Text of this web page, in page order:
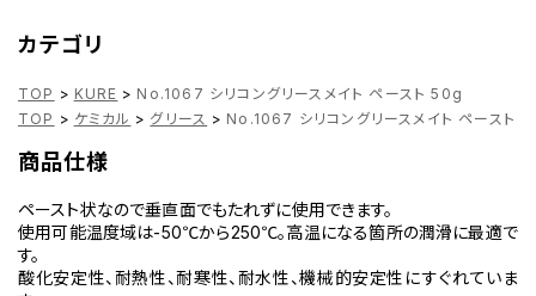
カテゴリ
TOP > KURE > No.1067 シリコングリースメイト ペースト 50g
TOP > ケミカル > グリース > No.1067 シリコングリースメイト ペースト
商品仕様
ペースト状なので垂直面でもたれずに使用できます。
使用可能温度域は-50℃から250℃。高温になる箇所の潤滑に最適で
す。
酸化安定性、耐熱性、耐寒性、耐水性、機械的安定性にすぐれていま